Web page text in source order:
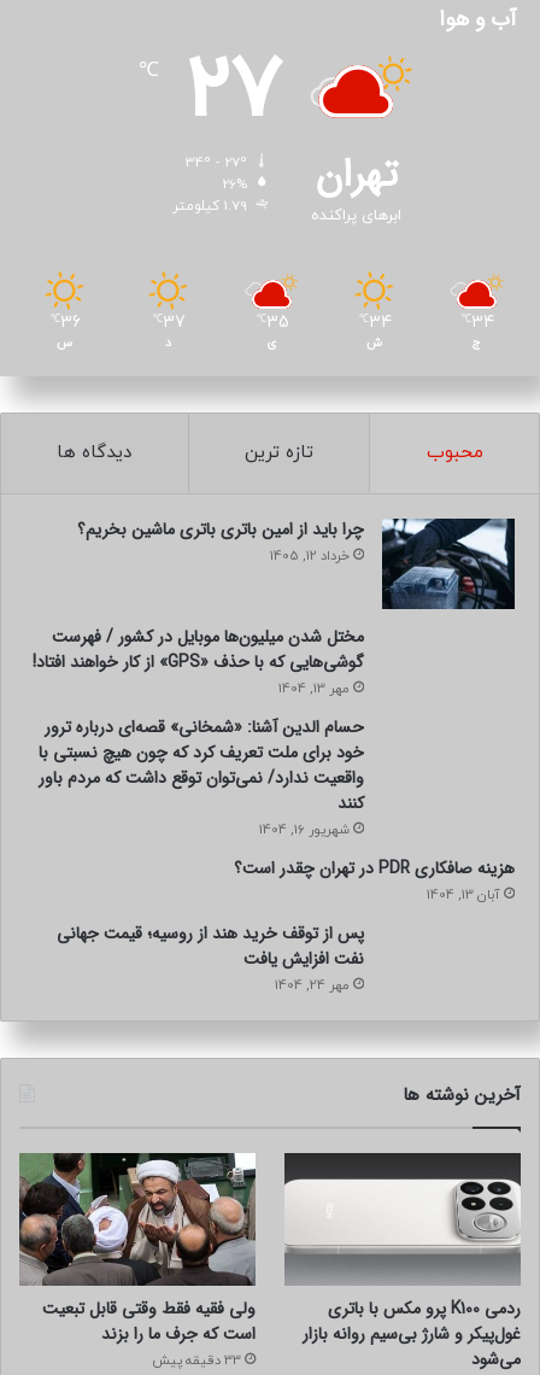
آب و هوا
تهران
ابرهای پراکنده
27
℃
26%
1.79 کیلومتر
34
℃
ج
34
℃
ش
35
℃
ی
37
℃
د
36
℃
س
محبوب تازه ترین دیدگاه ها
چرا باید از امین باتری باتری ماشین بخریم؟
خرداد 12, 1405
مختل شدن میلیون‌ها موبایل در کشور / فهرست
گوشی‌هایی که با حذف «GPS» از کار خواهند افتاد!
مهر 13, 1404
حسام الدین آشنا: «شمخانی» قصه‌ای درباره ترور
خود برای ملت تعریف کرد که چون هیچ نسبتی با
واقعیت ندارد/ نمی‌توان توقع داشت که مردم باور
کنند
شهریور 16, 1404
هزینه صافکاری PDR در تهران چقدر است؟
آبان 13, 1404
پس از توقف خرید هند از روسیه؛ قیمت جهانی
نفت افزایش یافت
مهر 24, 1404
آخرین نوشته ها
ردمی K100 پرو مکس با باتری
غول‌پیکر و شارژ بی‌سیم روانه بازار
می‌شود
ولی فقیه فقط وقتی قابل تبعیت
است که جرف ما را بزند
33 دقیقه پیش